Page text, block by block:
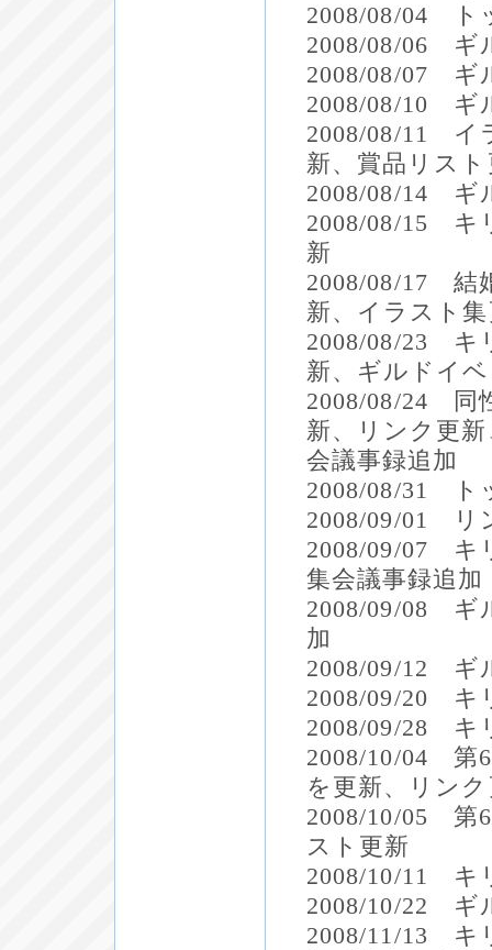
2008/08/04 ト
2008/08/06 ギ
2008/08/07 ギ
2008/08/10 ギ
2008/08/11 イ
新、賞品リス
2008/08/14 ギ
2008/08/15 キ
新
2008/08/17 結
新、イラスト
2008/08/23 キ
新、ギルドイ
2008/08/24 同
新、リンク更
会議事録追加
2008/08/31 ト
2008/09/01 リ
2008/09/07 キ
集会議事録追加
2008/09/08 ギ
加
2008/09/12 ギ
2008/09/20 キ
2008/09/28 キ
2008/10/04 第
を更新、リン
2008/10/05 第
スト更新
2008/10/11 キ
2008/10/22 ギ
2008/11/13 キ